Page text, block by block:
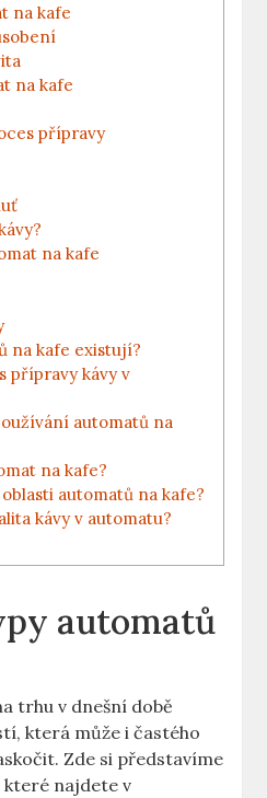
​na kafe
na kafe
‍přípravy
na kafe
na ⁤kafe existují?
přípravy kávy v
automatů na
na kafe?
automatů na kafe?
kávy v automatu?
automatů
trhu ​v dnešní době
která může i častého
​Zde si představíme
najdete v